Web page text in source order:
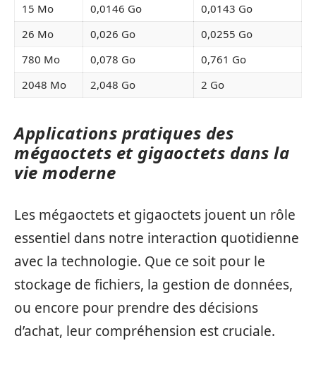
15 Mo 0,0146 Go
0,0143 Go
26 Mo
0,026 Go
0,0255 Go
780 Mo
0,078 Go
0,761 Go
2048 Mo
2,048 Go 2 Go
Applications pratiques des
mégaoctets et gigaoctets dans la
vie moderne
Les mégaoctets et gigaoctets jouent un rôle
essentiel dans notre interaction quotidienne
avec la technologie. Que ce soit pour le
stockage de fichiers, la gestion de données,
ou encore pour prendre des décisions
d’achat, leur compréhension est cruciale.